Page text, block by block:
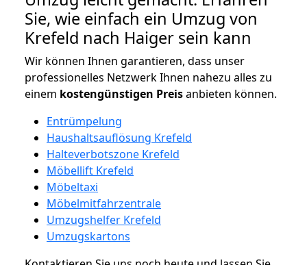
Sie, wie einfach ein Umzug von
Krefeld nach Haiger sein kann
Wir können Ihnen garantieren, dass unser
professionelles Netzwerk Ihnen nahezu alles zu
einem kostengünstigen Preisanbieten können.
Entrümpelung
Haushaltsauflösung Krefeld
Halteverbotszone Krefeld
Möbellift Krefeld
Möbeltaxi
Möbelmitfahrzentrale
Umzugshelfer Krefeld
Umzugskartons